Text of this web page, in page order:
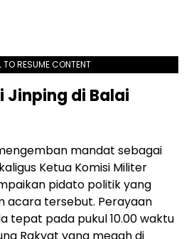
TO RESUME CONTENT
Jinping di Balai
mandat sebagai
Ketua Komisi Militer
pidato politik yang
acara tersebut. Perayaan
tepat pada pukul 10.00 waktu